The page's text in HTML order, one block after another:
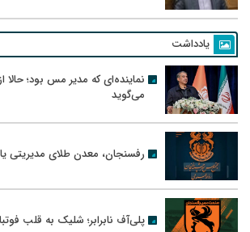
یادداشت
نماینده‌ای که مدیر مس بود؛
می‌گوید
رفسنجان، معدن طلای مدیریتی
پلی‌آف نابرابر؛ شلیک به قلب